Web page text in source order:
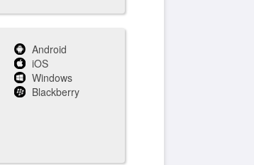
Android
iOS
Windows
Blackberry